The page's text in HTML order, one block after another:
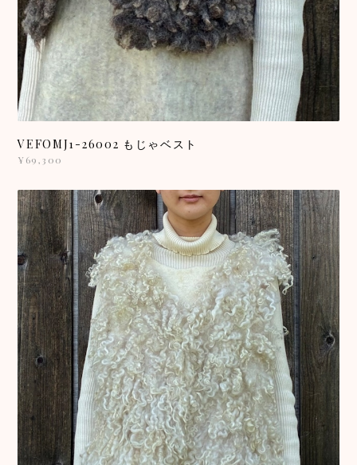
VEFOMJ1-26002 もじゃベスト
¥69,300